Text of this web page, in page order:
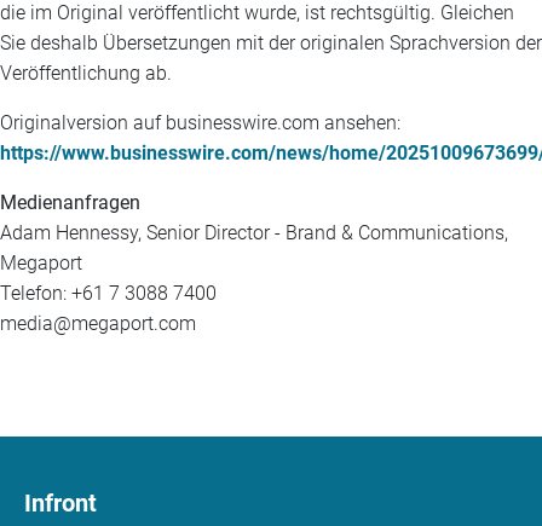
die im Original veröffentlicht wurde, ist rechtsgültig. Gleichen
Sie deshalb Übersetzungen mit der originalen Sprachversion der
Veröffentlichung ab.
Originalversion auf businesswire.com ansehen:
https://www.businesswire.com/news/home/
Medienanfragen
Adam Hennessy, Senior Director - Brand & Communications,
Megaport
Telefon: +61 7 3088 7400
media@megaport.com
Infront